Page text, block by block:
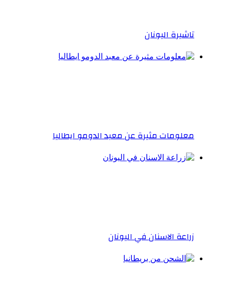
تاشيرة اليونان
معلومات مثيرة عن معبد الدومو ايطاليا
زراعة الاسنان في اليونان